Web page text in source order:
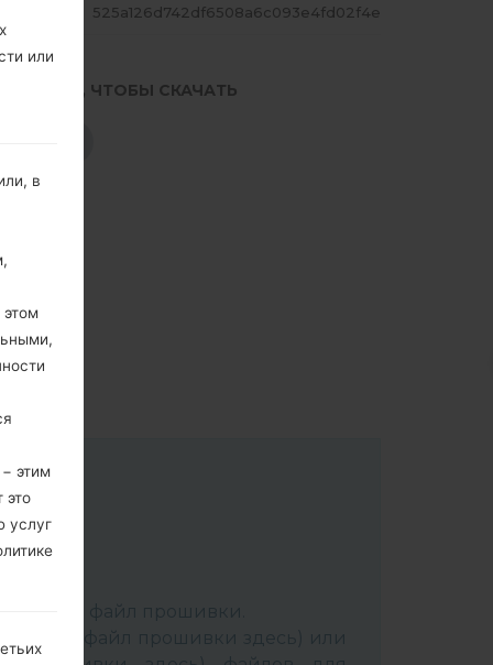
525a126d742df6508a6c093e4fd02f4e
ЧТОБЫ СКАЧАТЬ
или
в
этом
этим
это
услуг